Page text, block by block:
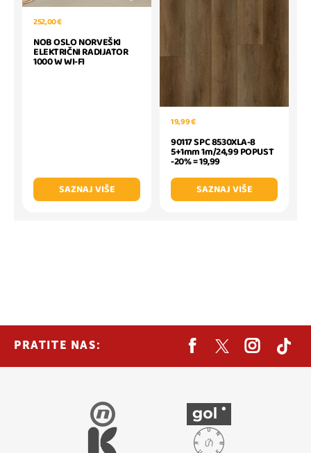
252,00 €
NOB OSLO NORVEŠKI
ELEKTRIČNI RADIJATOR
1000 W WI-FI
SAZNAJ VIŠE
19,99 €
90117 SPC 8530XLA-8
5+1mm 1m/24,99 POPUST
-20% = 19,99
SAZNAJ VIŠE
PRATITE NAS: